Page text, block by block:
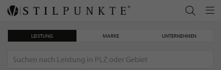
LEISTUNG MARKE UNTERNEHMEN